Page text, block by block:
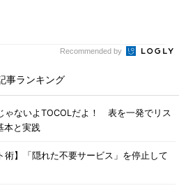
Recommended by
事ランキング
ゃないよTOCOLだよ！ 表を一発でリス
本と実践
術】「隠れた不要サービス」を停止して